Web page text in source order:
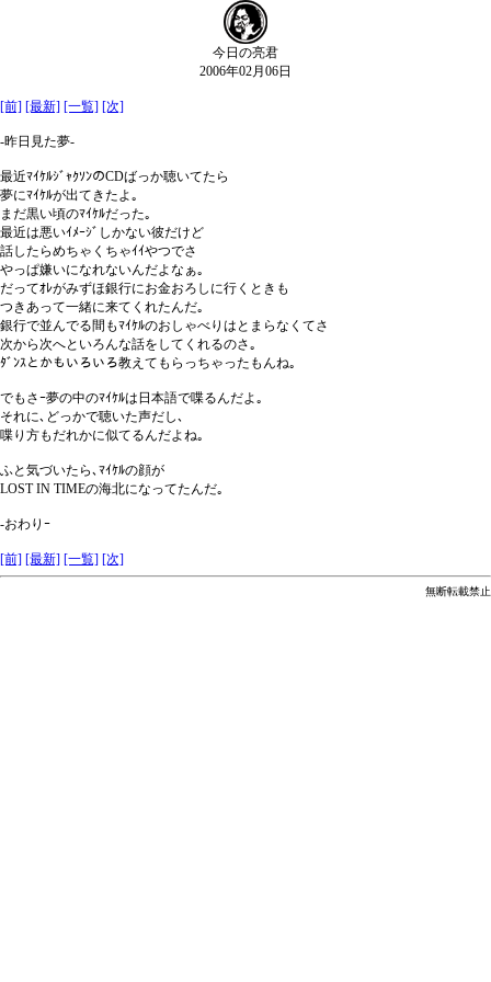
今日の亮君
2006年02月06日
[前] [最新] [一覧] [次]
-昨日見た夢-
最近ﾏｲｹﾙｼﾞｬｸｿﾝのCDばっか聴いてたら
夢にﾏｲｹﾙが出てきたよ｡
まだ黒い頃のﾏｲｹﾙだった｡
最近は悪いｲﾒｰｼﾞしかない彼だけど
話したらめちゃくちゃｲｲやつでさ
やっぱ嫌いになれないんだよなぁ｡
だってｵﾚがみずほ銀行にお金おろしに行くときも
つきあって一緒に来てくれたんだ｡
銀行で並んでる間もﾏｲｹﾙのおしゃべりはとまらなくてさ
次から次へといろんな話をしてくれるのさ｡
ﾀﾞﾝｽとかもいろいろ教えてもらっちゃったもんね｡
でもさｰ夢の中のﾏｲｹﾙは日本語で喋るんだよ｡
それに､どっかで聴いた声だし､
喋り方もだれかに似てるんだよね｡
ふと気づいたら､ﾏｲｹﾙの顔が
LOST IN TIMEの海北になってたんだ｡
-おわりｰ
[前] [最新] [一覧] [次]
無断転載禁止